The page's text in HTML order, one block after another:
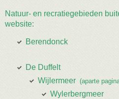
Natuur- en recratiegebieden
website:
Berendonck
De Duffelt
Wijlermeer (aparte
Wylerbergmeer